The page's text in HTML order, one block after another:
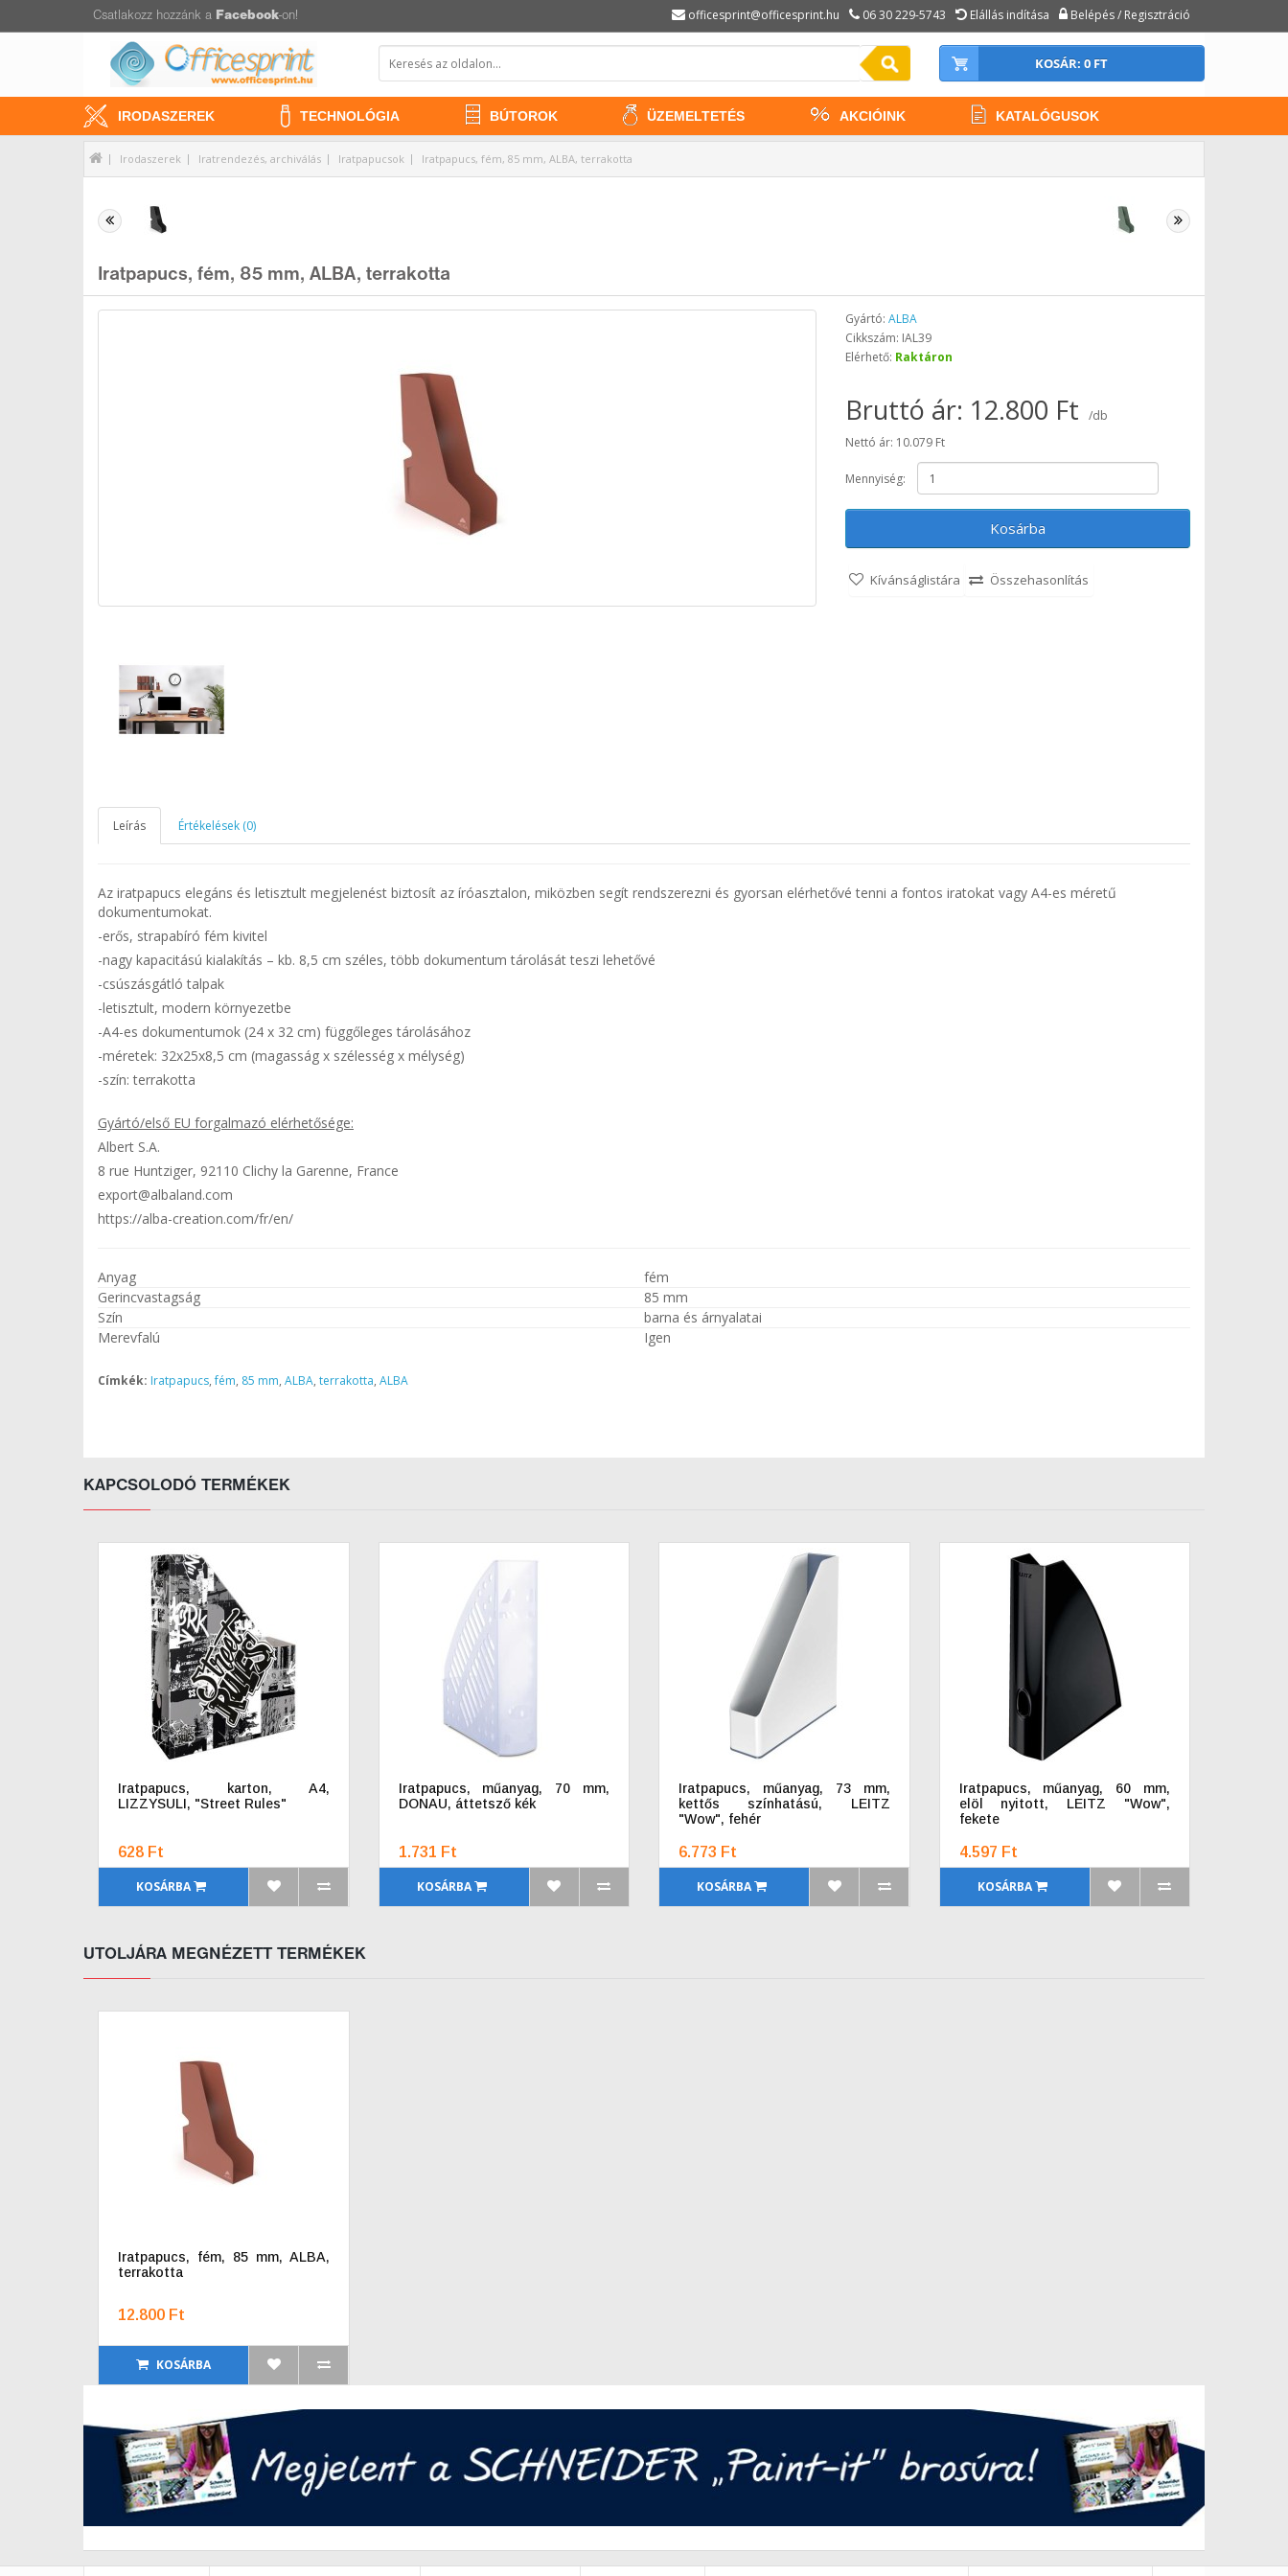
Csatlakozz hozzánk a Facebook-on! officesprint@officesprint.hu 06 30 229-5743 Elállás indítása Belépés / Regisztráció
KOSÁR: 0 FT
IRODASZEREK TECHNOLÓGIA BÚTOROK ÜZEMELTETÉS AKCIÓINK KATALÓGUSOK
Irodaszerek Iratrendezés, archiválás Iratpapucsok Iratpapucs, fém, 85 mm, ALBA, terrakotta
Iratpapucs, fém, 85 mm, ALBA, terrakotta
Gyártó: ALBA
Cikkszám: IAL39
Elérhető: Raktáron
Bruttó ár: 12.800 Ft
/db
Nettó ár: 10.079 Ft
Mennyiség:
Kosárba
Kívánságlistára Összehasonlítás
Leírás Értékelések (0)
Az iratpapucs elegáns és letisztult megjelenést biztosít az íróasztalon, miközben segít rendszerezni és gyorsan elérhetővé tenni a fontos iratokat vagy A4-es méretű
dokumentumokat.
-erős, strapabíró fém kivitel
-nagy kapacitású kialakítás – kb. 8,5 cm széles, több dokumentum tárolását teszi lehetővé
-csúszásgátló talpak
-letisztult, modern környezetbe
-A4-es dokumentumok (24 x 32 cm) függőleges tárolásához
-méretek: 32x25x8,5 cm (magasság x szélesség x mélység)
-szín: terrakotta
Gyártó/első EU forgalmazó elérhetősége:
Albert S.A.
8 rue Huntziger, 92110 Clichy la Garenne, France
export@albaland.com
https://alba-creation.com/fr/en/
Anyag
fém
Gerincvastagság
85 mm
Szín
barna és árnyalatai
Merevfalú
Igen
Címkék: Iratpapucs,fém, 85 mm, ALBA, terrakotta, ALBA
KAPCSOLODÓ TERMÉKEK
Iratpapucs, karton, A4,
LIZZYSULI, "Street Rules"
628 Ft
KOSÁRBA
Iratpapucs, műanyag, 70 mm,
DONAU, áttetsző kék
1.731 Ft
KOSÁRBA
Iratpapucs, műanyag, 73 mm,
kettős színhatású, LEITZ
"Wow", fehér
6.773 Ft
KOSÁRBA
Iratpapucs, műanyag, 60 mm,
elöl nyitott, LEITZ "Wow",
fekete
4.597 Ft
KOSÁRBA
UTOLJÁRA MEGNÉZETT TERMÉKEK
Iratpapucs, fém, 85 mm, ALBA,
terrakotta
12.800 Ft
KOSÁRBA